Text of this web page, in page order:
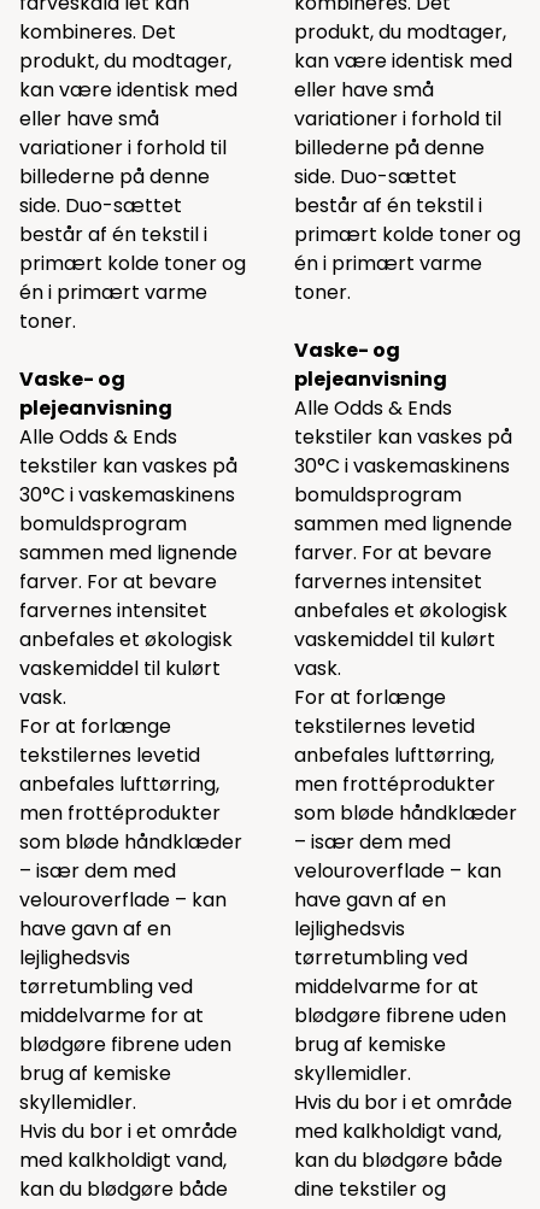
kombineres. Det
produkt, du modtager,
kan være identisk med
eller have små
variationer i forhold til
billederne på denne
side. Duo-sættet
består af én tekstil i
primært kolde toner og
én i primært varme
toner.
Vaske- og
plejeanvisning
Alle Odds & Ends
tekstiler kan vaskes på
30°C i vaskemaskinens
bomuldsprogram
sammen med lignende
farver. For at bevare
farvernes intensitet
anbefales et økologisk
vaskemiddel til kulørt
vask.
For at forlænge
tekstilernes levetid
anbefales lufttørring,
men frottéprodukter
som bløde håndklæder
– især dem med
velouroverflade – kan
have gavn af en
lejlighedsvis
tørretumbling ved
middelvarme for at
blødgøre fibrene uden
brug af kemiske
skyllemidler.
Hvis du bor i et område
med kalkholdigt vand,
kan du blødgøre både
produkt, du modtager,
kan være identisk med
eller have små
variationer i forhold til
billederne på denne
side. Duo-sættet
består af én tekstil i
primært kolde toner og
én i primært varme
toner.
Vaske- og
plejeanvisning
Alle Odds & Ends
tekstiler kan vaskes på
30°C i vaskemaskinens
bomuldsprogram
sammen med lignende
farver. For at bevare
farvernes intensitet
anbefales et økologisk
vaskemiddel til kulørt
vask.
For at forlænge
tekstilernes levetid
anbefales lufttørring,
men frottéprodukter
som bløde håndklæder
– især dem med
velouroverflade – kan
have gavn af en
lejlighedsvis
tørretumbling ved
middelvarme for at
blødgøre fibrene uden
brug af kemiske
skyllemidler.
Hvis du bor i et område
med kalkholdigt vand,
kan du blødgøre både
dine tekstiler og